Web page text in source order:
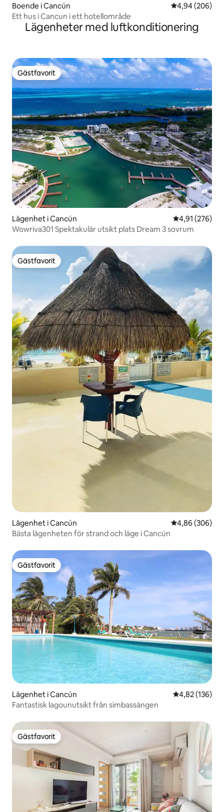
Boende i Cancún 4,94 av 5 i
4,94 (206)
Ett hus i Cancun i ett hotellområde
Lägenheter med luftkonditionering
Gästfavorit
Gästfavorit
Lägenhet i Cancún 4,91 av 5 i
4,91 (276)
Wowriva301 Spektakulär utsikt plats Dream 3 sovrum
Gästfavorit
Gästfavorit
Lägenhet i Cancún 4,86 av 5 i
4,86 (306)
Bästa lägenheten för strand och läge i Cancún
Gästfavorit
Gästfavorit
Lägenhet i Cancún 4,82 av 5 i
4,82 (136)
Fantastisk lagounutsikt från simbassängen
Gästfavorit
Gästfavorit